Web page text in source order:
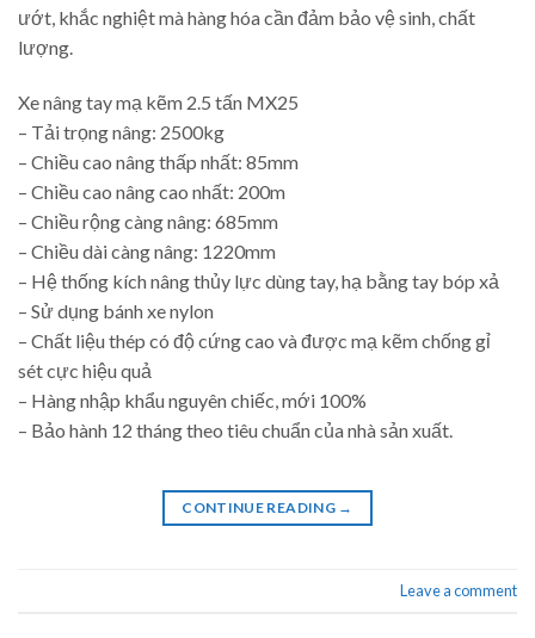
ướt, khắc nghiệt mà hàng hóa cần đảm bảo vệ sinh, chất
lượng.
Xe nâng tay mạ kẽm 2.5 tấn MX25
– Tải trọng nâng: 2500kg
– Chiều cao nâng thấp nhất: 85mm
– Chiều cao nâng cao nhất: 200m
– Chiều rộng càng nâng: 685mm
– Chiều dài càng nâng: 1220mm
– Hệ thống kích nâng thủy lực dùng tay, hạ bằng tay bóp xả
– Sử dụng bánh xe nylon
– Chất liệu thép có độ cứng cao và được mạ kẽm chống gỉ
sét cực hiệu quả
– Hàng nhập khẩu nguyên chiếc, mới 100%
– Bảo hành 12 tháng theo tiêu chuẩn của nhà sản xuất.
CONTINUE READING →
Leave a comment